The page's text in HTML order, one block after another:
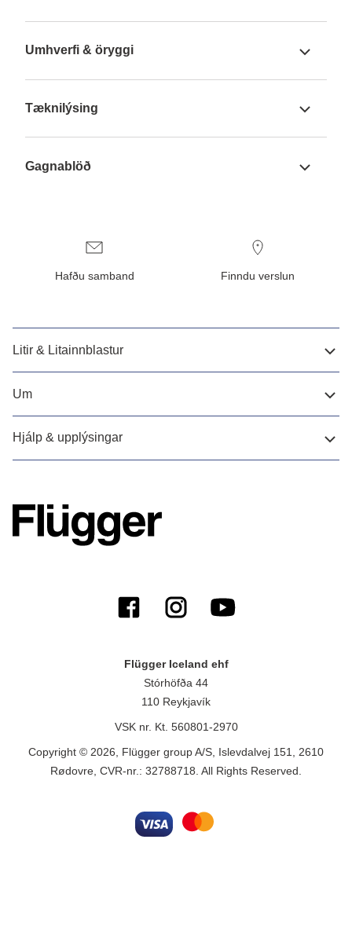
Umhverfi & öryggi
Tæknilýsing
Gagnablöð
Hafðu samband Finndu verslun
Litir & Litainnblastur
Um
Hjálp & upplýsingar
Flügger Iceland ehf
Stórhöfða 44
110 Reykjavík
VSK nr. Kt. 560801-2970
Copyright © 2026, Flügger group A/S, Islevdalvej 151, 2610
Rødovre, CVR-nr.: 32788718. All Rights Reserved.